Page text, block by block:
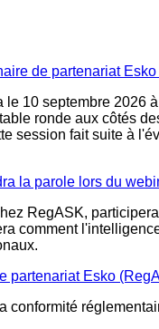
de partenariat Esko
10 septembre
ronde aux côtés
session fait suite à
la parole lors du
RegASK,
comment
partenariat Esko
conformité